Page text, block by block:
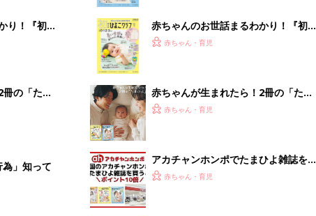
り！『初め
巻頭大特
の「たま
為」知って
赤ちゃんのお世話まるわかり！『初め
てのひよこクラブ 夏号』〈巻頭大特
赤ちゃん・育児
赤ちゃんが生まれたら！2冊の「たま
ひよ」
赤ちゃん・育児
アカチャンホンポでたまひよ雑誌を買
うとポイント10倍【期間限定】
赤ちゃん・育児